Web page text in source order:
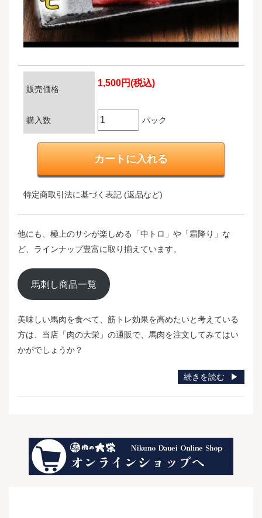
販売価格
1,500円(税込)
購入数 パック
特定商取引法に基づく表記 (返品など)
他にも、極上のサシが楽しめる「中トロ」や「霜降り」な
ど、ラインナップ豊富に取り揃えています。
馬刺し商品一覧
美味しい馬肉を食べて、筋トレ効果を高めたいと考えている
方は、当店「肉の大栄」の通販で、馬肉を注文してみてはい
かがでしょうか？
続きを読む